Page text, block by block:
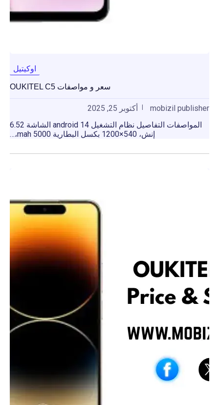
اوكيتيل
سعر و مواصفات OUKITEL C5
mobizil publisher
أكتوبر 25, 2025
المواصفات التفاصيل نظام التشغيل android 14 الشاشة 6.52
إنش، 540×1200 بكسل البطارية 5000 mah،…